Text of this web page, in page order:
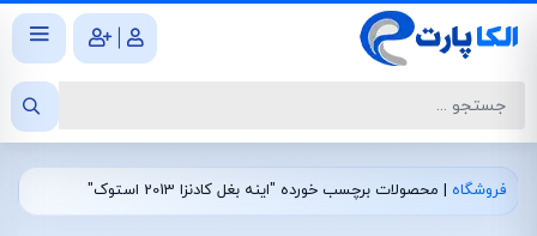
|
فروشگاه | محصولات برچسب خورده "اینه بغل کادنزا 2013 استوک"